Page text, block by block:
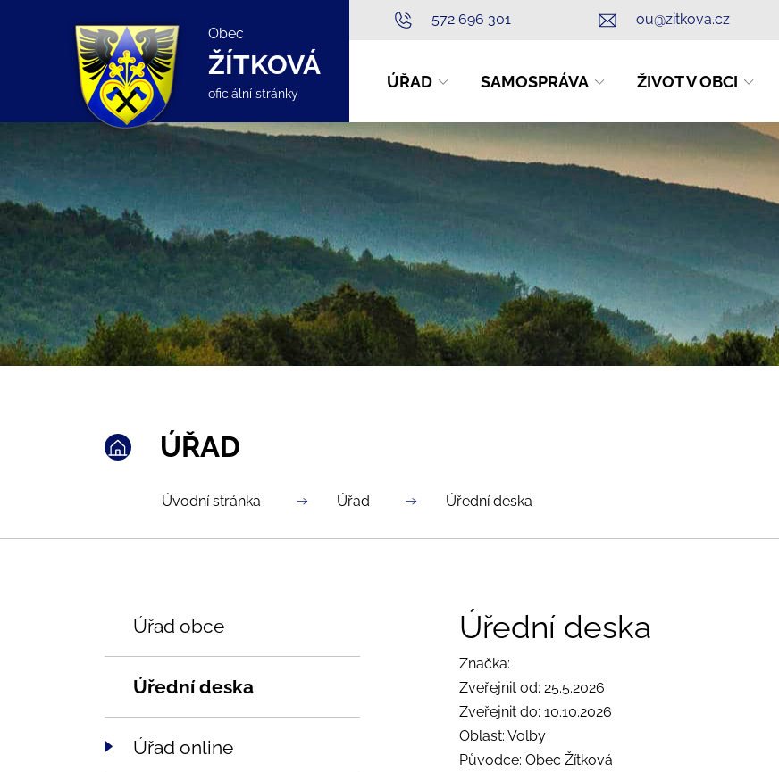
Obec
ŽÍTKOVÁ
oficiální stránky
572 696 301 ou@zitkova.cz
ÚŘAD SAMOSPRÁVA ŽIVOT V OBCI
ÚŘAD
Úvodní stránka Úřad Úřední deska
Úřední deska
Značka:
Zveřejnit od: 25.5.2026
Zveřejnit do: 10.10.2026
Oblast: Volby
Původce: Obec Žítková
Úřad obce
Úřední deska
Úřad online